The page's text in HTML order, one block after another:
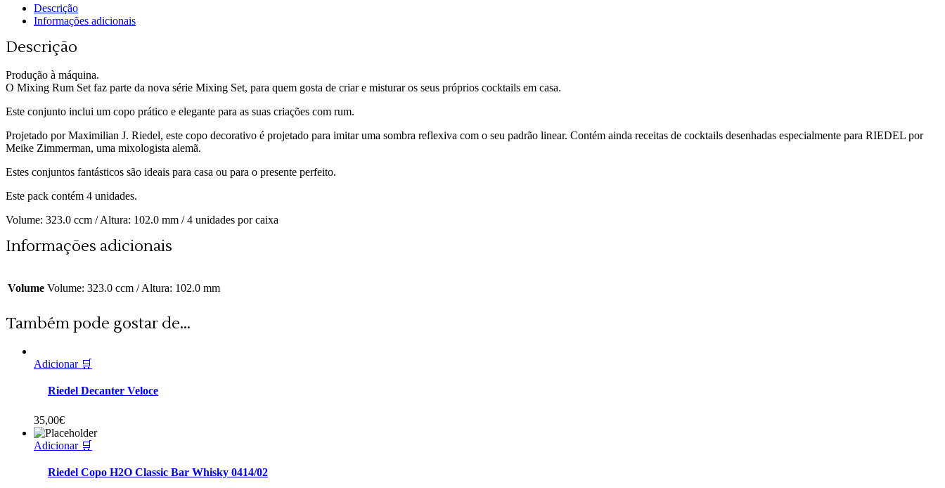
Descrição
Informações adicionais
Descrição
Produção à máquina.
O Mixing Rum Set faz parte da nova série Mixing Set, para quem gosta de criar e misturar os seus próprios cocktails em casa.
Este conjunto inclui um copo prático e elegante para as suas criações com rum.
Projetado por Maximilian J. Riedel, este copo decorativo é projetado para imitar uma sombra reflexiva com o seu padrão linear. Contém ainda receitas de cocktails desenhadas especialmente para RIEDEL por
Meike Zimmerman, uma mixologista alemã.
Estes conjuntos fantásticos são ideais para casa ou para o presente perfeito.
Este pack contém 4 unidades.
Volume: 323.0 ccm / Altura: 102.0 mm / 4 unidades por caixa
Informações adicionais
Volume Volume: 323.0 ccm / Altura: 102.0 mm
Também pode gostar de...
Adicionar 🛒
Riedel Decanter Veloce
35,00€
Adicionar 🛒
Riedel Copo H2O Classic Bar Whisky 0414/02